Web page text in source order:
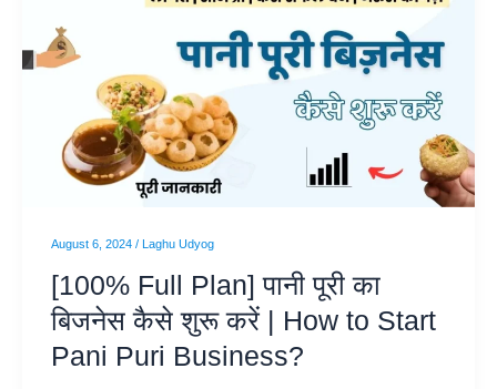
August 6, 2024 / Laghu Udyog
[100% Full Plan] पानी पूरी का
बिजनेस कैसे शुरू करें | How to Start
Pani Puri Business?
Plan]
का
बिजनेस
How
to